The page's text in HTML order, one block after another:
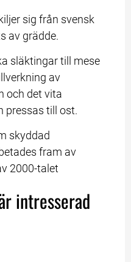
sig från svensk
av grädde.
släktingar till mese
av
och det vita
pressas till ost.
skyddad
fram av
2000-talet
intresserad